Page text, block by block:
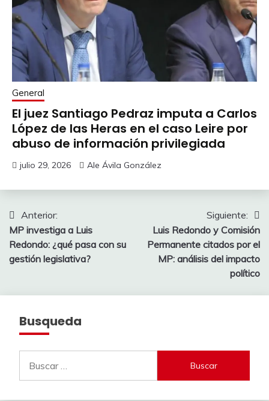
General
El juez Santiago Pedraz imputa a Carlos
López de las Heras en el caso Leire por
abuso de información privilegiada
julio 29, 2026 Ale Ávila González
Navegación
de
entradas
Anterior:
MP investiga a Luis
Redondo: ¿qué pasa con su
gestión legislativa?
Siguiente:
Luis Redondo y Comisión
Permanente citados por el
MP: análisis del impacto
político
Busqueda